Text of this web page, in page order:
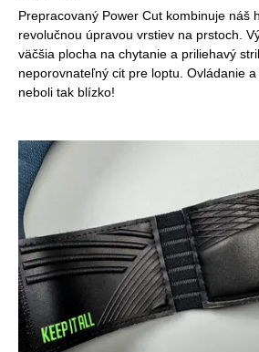
Prepracovaný Power Cut kombinuje náš
revolučnou úpravou vrstiev na prstoch.
väčšia plocha na chytanie a priliehavý
neporovnateľný cit pre loptu. Ovládanie
neboli tak blízko!